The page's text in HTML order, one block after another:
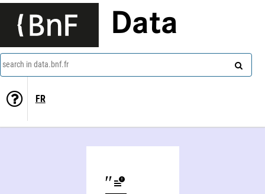
Data
search in data.bnf.fr
FR
Iliâ Rajkov Blʺskov (18..-19..)